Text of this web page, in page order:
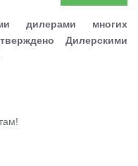
дилерами многих
Дилерскими